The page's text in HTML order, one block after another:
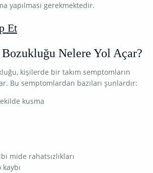
yapılması gerekmektedir.
Et
Nelere Yol Açar?
kişilerde bir takım semptomların
Bu semptomlardan bazıları şunlardır:
kusma
mide rahatsızlıkları